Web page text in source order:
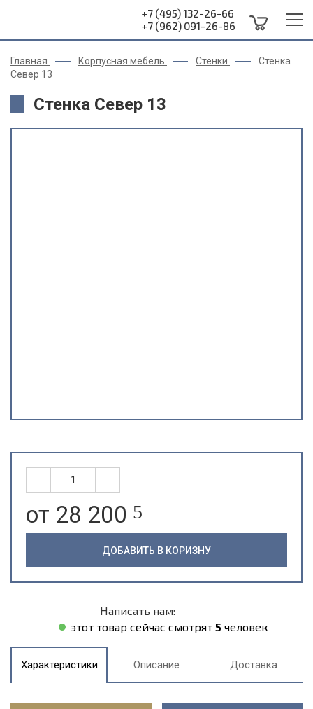
+7 (495) 132-26-66
+7 (962) 091-26-86
Главная Корпусная мебель Стенки
Стенка
Север 13
Стенка Север 13
от 28 200 5
ДОБАВИТЬ В КОРИЗНУ
Написать нам:
этот товар сейчас смотрят 5 человек
Характеристики Описание Доставка